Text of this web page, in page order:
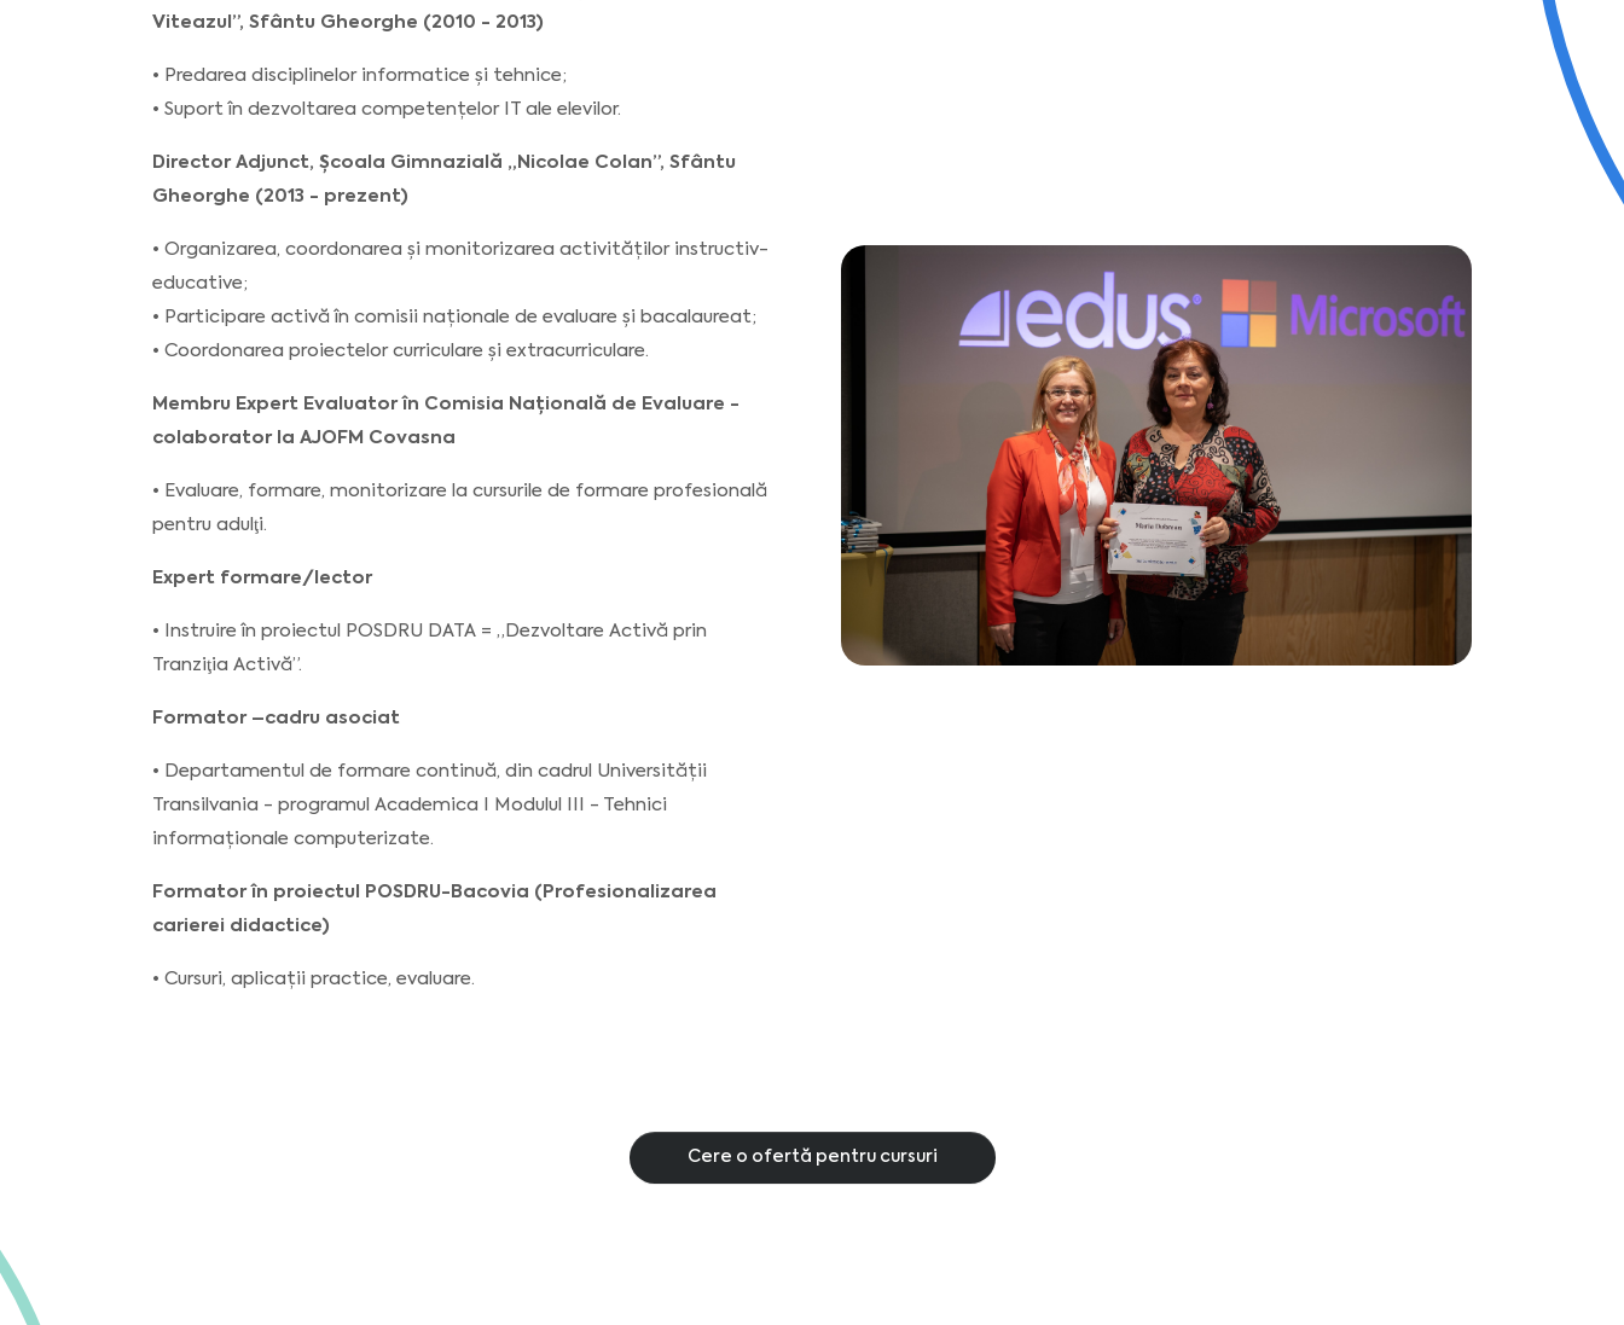
Viteazul”, Sfântu Gheorghe (2010 - 2013)
• Predarea disciplinelor informatice și tehnice;
• Suport în dezvoltarea competențelor IT ale elevilor.
Director Adjunct, Școala Gimnazială „Nicolae Colan”, Sfântu
Gheorghe (2013 - prezent)
• Organizarea, coordonarea și monitorizarea activităților instructiv-
educative;
• Participare activă în comisii naționale de evaluare și bacalaureat;
• Coordonarea proiectelor curriculare și extracurriculare.
Membru Expert Evaluator în Comisia Națională de Evaluare -
colaborator la AJOFM Covasna
• Evaluare, formare, monitorizare la cursurile de formare profesională
pentru adulţi.
Expert formare/lector
• Instruire în proiectul POSDRU DATA = „Dezvoltare Activă prin
Tranziţia Activă”.
Formator –cadru asociat
• Departamentul de formare continuă, din cadrul Universității
Transilvania - programul Academica I Modulul III - Tehnici
informaționale computerizate.
Formator în proiectul POSDRU-Bacovia (Profesionalizarea
carierei didactice)
• Cursuri, aplicații practice, evaluare.
Cere o ofertă pentru cursuri